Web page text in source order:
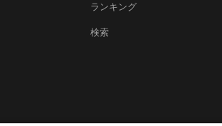
ランキング
検索